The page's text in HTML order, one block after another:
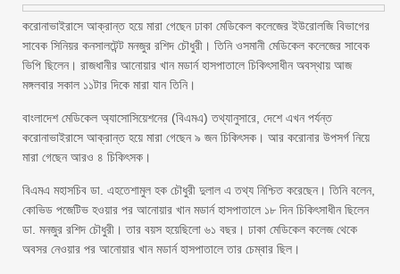
করোনাভাইরাসে আক্রান্ত হয়ে মারা গেছেন ঢাকা মেডিকেল কলেজের ইউরোলজি বিভাগের
সাবেক সিনিয়র কনসালটেন্ট মনজুর রশিদ চৌধুরী। তিনি ওসমানী মেডিকেল কলেজের সাবেক
ভিপি ছিলেন। রাজধানীর আনোয়ার খান মডার্ন হাসপাতালে চিকিৎসাধীন অবস্থায় আজ
মঙ্গলবার সকাল ১১টার দিকে মারা যান তিনি।
বাংলাদেশ মেডিকেল অ্যাসোসিয়েশনের (বিএমএ) তথ্যানুসারে, দেশে এখন পর্যন্ত
করোনাভাইরাসে আক্রান্ত হয়ে মারা গেছেন ৯ জন চিকিৎসক। আর করোনার উপসর্গ নিয়ে
মারা গেছেন আরও ৪ চিকিৎসক।
বিএমএ মহাসচিব ডা. এহতেশামুল হক চৌধুরী দুলাল এ তথ্য নিশ্চিত করেছেন। তিনি বলেন,
কোভিড পজেটিভ হওয়ার পর আনোয়ার খান মডার্ন হাসপাতালে ১৮ দিন চিকিৎসাধীন ছিলেন
ডা. মনজুর রশিদ চৌধুরী। তার বয়স হয়েছিলো ৬১ বছর। ঢাকা মেডিকেল কলেজ থেকে
অবসর নেওয়ার পর আনোয়ার খান মডার্ন হাসপাতালে তার চেম্বার ছিল।